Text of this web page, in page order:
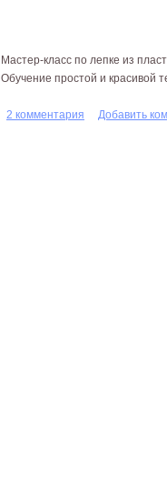
Мастер-класс по лепке из
Обучение простой и красивой
2 комментария Добавить